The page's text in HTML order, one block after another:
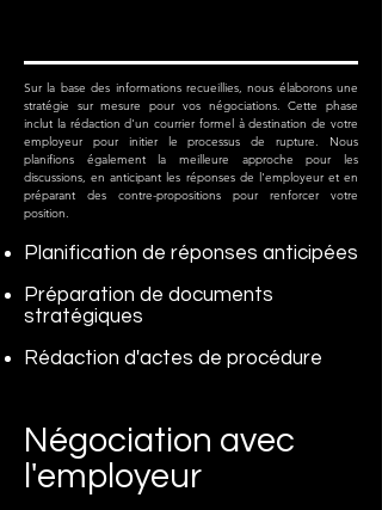
Sur la base des informations recueillies, nous élaborons une
stratégie sur mesure pour vos négociations. Cette phase
inclut la rédaction d'un courrier formel à destination de votre
employeur pour initier le processus de rupture. Nous
planifions également la meilleure approche pour les
discussions, en anticipant les réponses de l'employeur et en
préparant des contre-propositions pour renforcer votre
position.
Planification de réponses anticipées
Préparation de documents
stratégiques
Rédaction d'actes de procédure
Négociation avec
l'employeur